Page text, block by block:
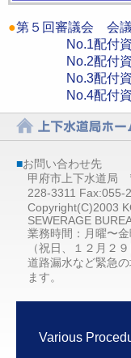
●第５回審議会 会
No.1配付
No.2配付
No.3配付
No.4配付
■お問い合わせ先
甲府市上下水道局
228-3311
Copyright(C)2003
SEWERAGE
業務時間：月曜〜
（祝日、１２月２
道路漏水など緊急
ます。
Various